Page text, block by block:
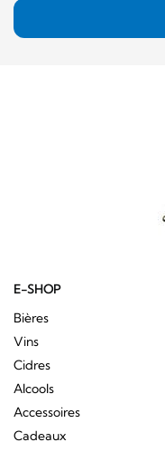
E-SHOP
Bières
Vins
Cidres
Alcools
Accessoires
Cadeaux